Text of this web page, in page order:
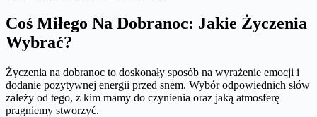
Coś Miłego Na Dobranoc: Jakie Życzenia
Wybrać?
Życzenia na dobranoc to doskonały sposób na wyrażenie emocji i
dodanie pozytywnej energii przed snem. Wybór odpowiednich słów
zależy od tego, z kim mamy do czynienia oraz jaką atmosferę
pragniemy stworzyć.